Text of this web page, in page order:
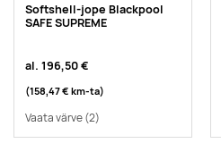
Softshell-jope Blackpool
SAFE SUPREME
al. 196,50 €
(158,47 € km-ta)
Vaata värve(2)